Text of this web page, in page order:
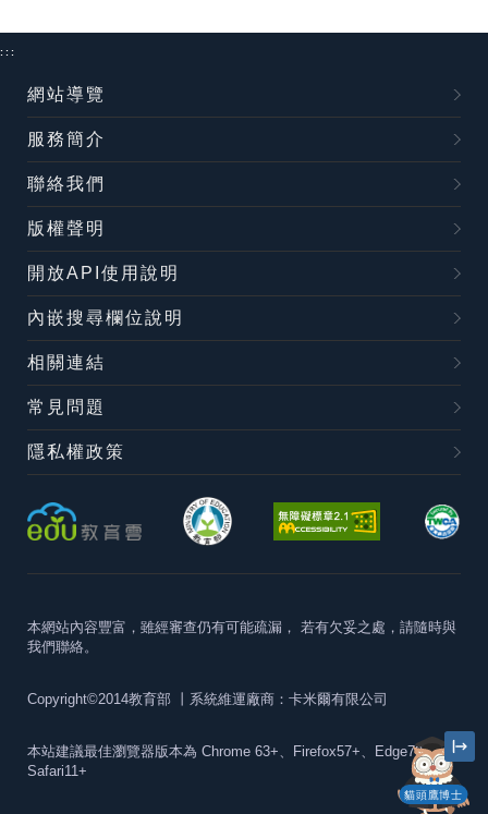
貓頭鷹博士
:::
網站導覽
服務簡介
聯絡我們
版權聲明
開放API使用說明
內嵌搜尋欄位說明
相關連結
常見問題
隱私權政策
本網站內容豐富，雖經審查仍有可能疏漏， 若有欠妥之處，請隨時與
我們聯絡。
Copyright©2014教育部 丨系統維運廠商：卡米爾有限公司
本站建議最佳瀏覽器版本為 Chrome 63+、Firefox57+、Edge79+及
Safari11+